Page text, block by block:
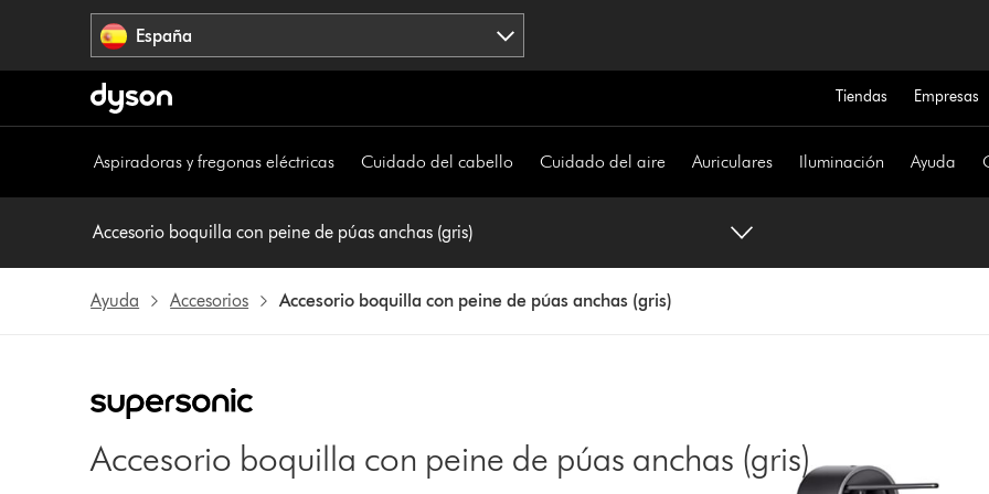
España
Tiendas Empresas
Aspiradoras y fregonas eléctricas Cuidado del cabello Cuidado del aire Auriculares Iluminación Ayuda
Accesorio boquilla con peine de púas anchas (gris)
Ayuda Accesorios Accesorio boquilla con peine de púas anchas (gris)
Accesorio boquilla con peine de púas anchas (gris)